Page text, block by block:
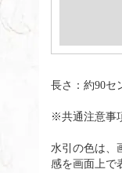
長さ：約90
※共通注意事
水引の色は、
感を画面上で